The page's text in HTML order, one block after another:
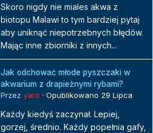
Skoro nigdy nie miales akwa z
biotopu Malawi to tym bardziej pytaj
aby uniknąć niepotrzebnych błędów.
Mając inne zbiorniki z innych...
Jak odchować młode pyszczaki w
akwarium z drapieżnymi rybami?
Przez yaro · Opublikowano 29 Lipca
Każdy kiedyś zaczynał. Lepiej,
gorzej, średnio. Każdy popełnia gafy,